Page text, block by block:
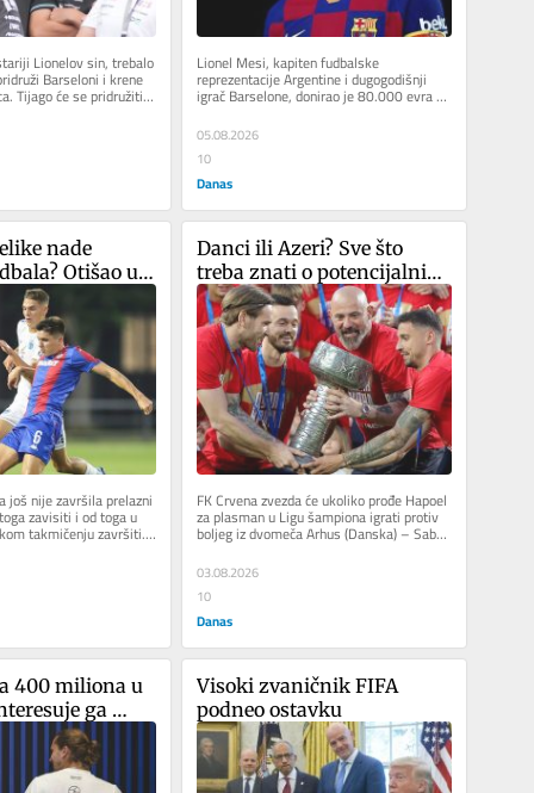
Lionelov sin, trebalo
Barseloni i krene
Tijago će se pridružiti
Lionel Mesi, kapiten fudbalske
reprezentacije Argentine i dugogodišnji
igrač Barselone, donirao je 80.000 evra za
obnovu područja u regionu Madrida...
05.08.2026
10
Danas
nade
Otišao u
transferu, a
Zvezda
još nije završila prelazni
zavisiti i od toga u
takmičenju završiti.
Danci ili Azeri? Sve što
treba znati o potencijalnim
protivnicima Crvene zvezde
u plej-ofu Lige šampiona
FK Crvena zvezda će ukoliko prođe Hapoel
za plasman u Ligu šampiona igrati protiv
boljeg iz dvomeča Arhus (Danska) – Sabah
(Azerbejdžan). Sabah...
03.08.2026
10
Danas
400 miliona u
ga
Visoki zvaničnik FIFA
podneo ostavku